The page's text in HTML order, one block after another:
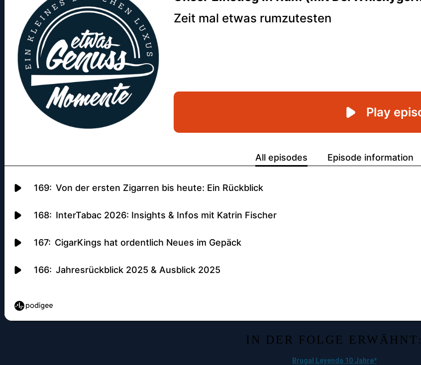
IN DER FOLGE ERWÄHNT:
Brugal Leyenda 10 Jahre*